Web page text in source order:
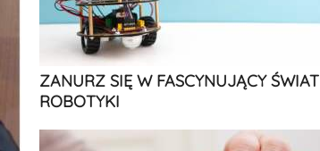
ZANURZ SIĘ W FASCYNUJĄCY ŚWIAT
ROBOTYKI